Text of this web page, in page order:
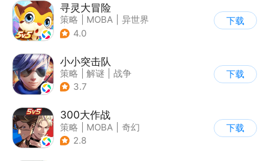
寻灵大冒险
策略 MOBA
异世界
| 寻灵大冒险
4.0
下载
小小突击队
策略 解谜
战争
| 5v5
3.7
下载
300大作战
策略 MOBA
奇幻
| 5v5
2.8
下载